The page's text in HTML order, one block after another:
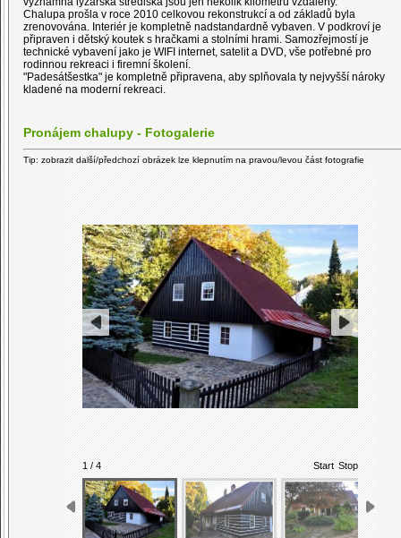
Chalupa prošla v roce 2010 celkovou rekonstrukcí a od základů byla
zrenovována. Interiér je kompletně nadstandardně vybaven. V podkroví je
připraven i dětský koutek s hračkami a stolními hrami. Samozřejmostí je
technické vybavení jako je WIFI internet, satelit a DVD, vše potřebné pro
rodinnou rekreaci i firemní školení.
"Padesátšestka" je kompletně připravena, aby splňovala ty nejvyšší nároky
kladené na moderní rekreaci.
Pronájem chalupy - Fotogalerie
Tip: zobrazit další/předchozí obrázek lze klepnutím na pravou/levou část fotografie
1 / 4 Start Stop